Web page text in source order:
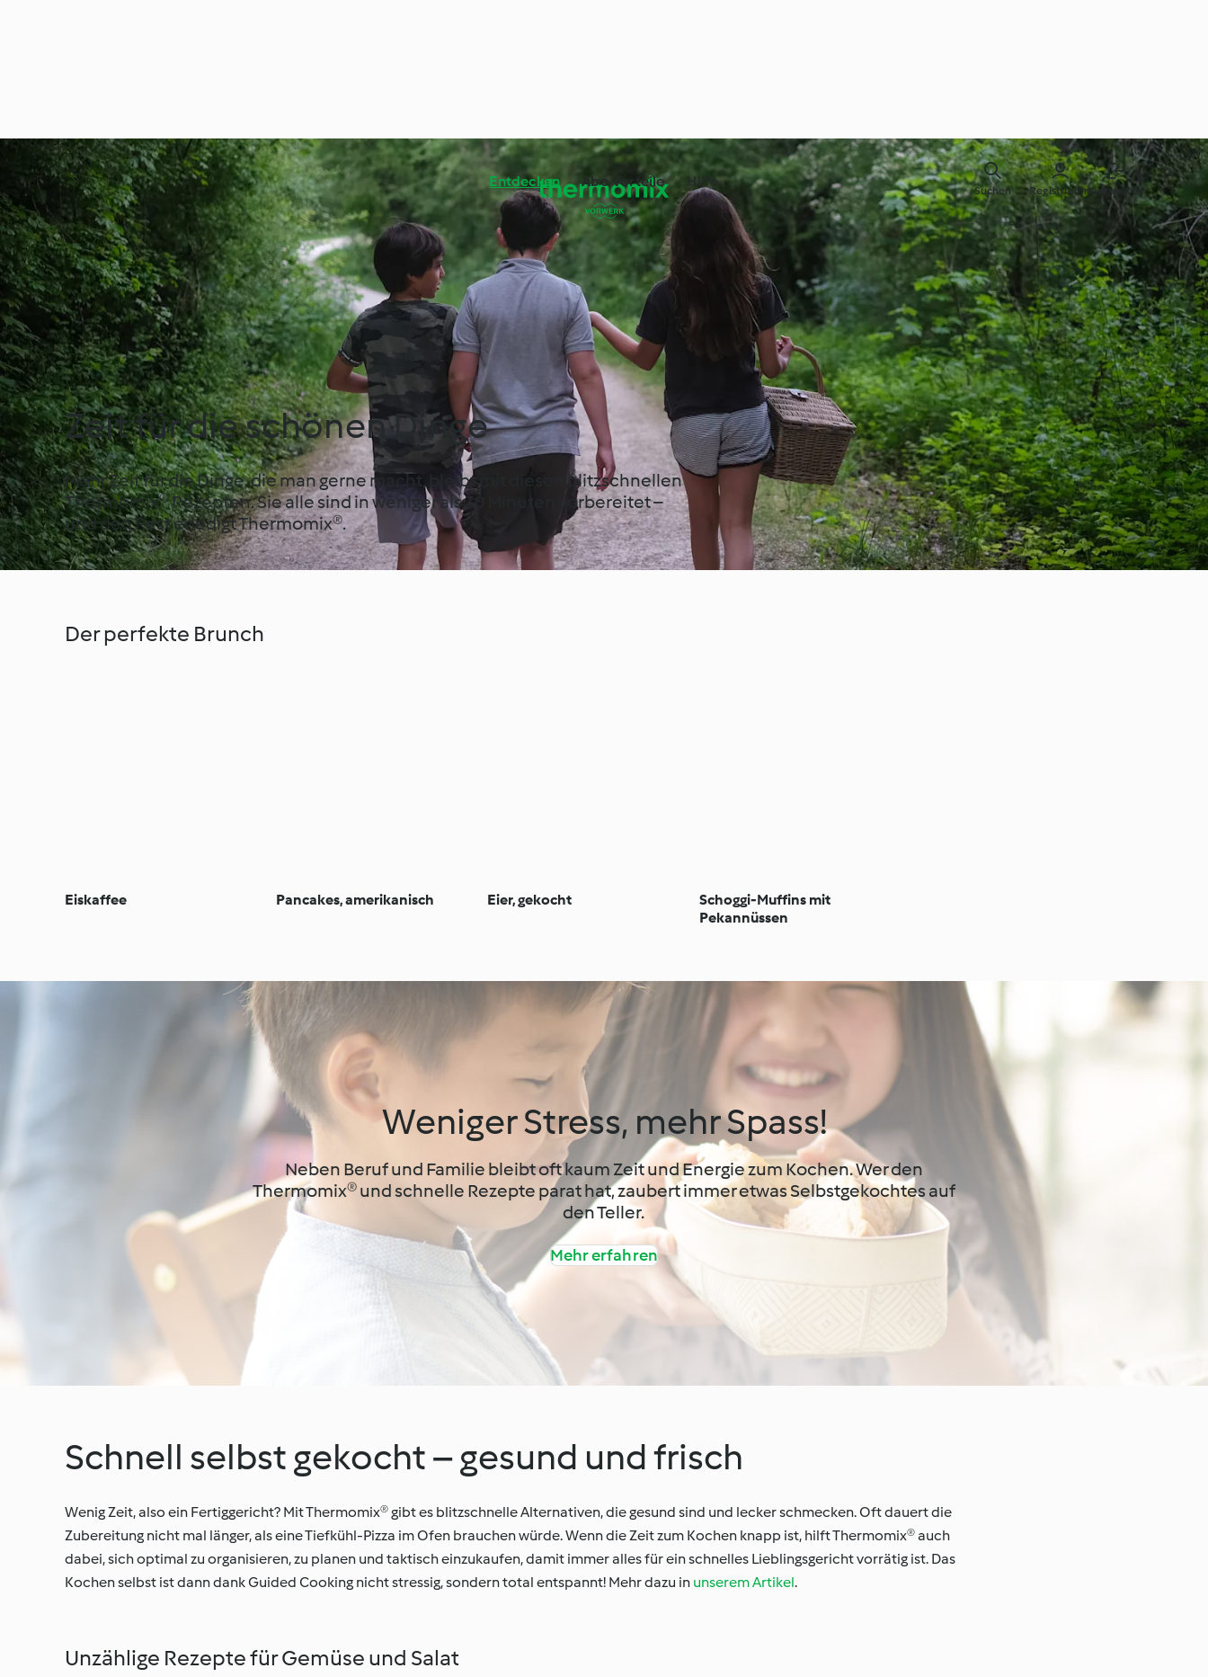
Entdecken Abo Vorteile Hilfe
RegistrierenAnmelden
Suchen
Zeit für die schönen Dinge
Mehr Zeit für die Dinge, die man gerne macht, bleibt mit diesen blitzschnellen
Thermomix® Rezepten. Sie alle sind in weniger als 30 Minuten vorbereitet –
und den Rest erledigt Thermomix®.
Der perfekte Brunch
Eiskaffee Pancakes, amerikanisch Eier, gekocht
Schoggi-Muffins mit
Pekannüssen
Weniger Stress, mehr Spass!
Neben Beruf und Familie bleibt oft kaum Zeit und Energie zum Kochen. Wer den
Thermomix® und schnelle Rezepte parat hat, zaubert immer etwas Selbstgekochtes auf
den Teller.
Mehr erfahren
Schnell selbst gekocht – gesund und frisch
Wenig Zeit, also ein Fertiggericht? Mit Thermomix® gibt es blitzschnelle Alternativen, die gesund sind und lecker schmecken. Oft dauert die
Zubereitung nicht mal länger, als eine Tiefkühl-Pizza im Ofen brauchen würde. Wenn die Zeit zum Kochen knapp ist, hilft Thermomix® auch
dabei, sich optimal zu organisieren, zu planen und taktisch einzukaufen, damit immer alles für ein schnelles Lieblingsgericht vorrätig ist. Das
Kochen selbst ist dann dank Guided Cooking nicht stressig, sondern total entspannt! Mehr dazu in unserem Artikel.
Unzählige Rezepte für Gemüse und Salat